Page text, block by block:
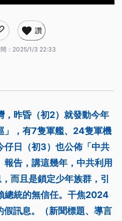
讚
： 2025/1/3 22:33
，昨昏（初2）就發動今年
」，有7隻軍艦、24隻軍機
仔日（初3）也公佈「中共
告，講這幾年，中共利用
而且是鎖定少年族群，引
總統的無信任。干焦2024
訊息。（新聞標題、導言